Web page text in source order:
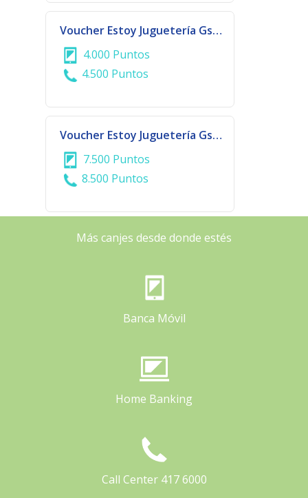
Voucher Estoy Juguetería Gs. 150.000
4.000 Puntos
4.500 Puntos
Voucher Estoy Juguetería Gs. 300.000
7.500 Puntos
8.500 Puntos
Más canjes desde donde estés
Banca Móvil
Home Banking
Call Center 417 6000